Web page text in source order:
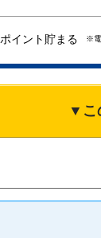
ポイント貯まる ※電
▼こ